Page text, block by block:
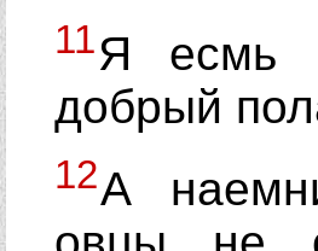
11Я есмь
добрый
12А